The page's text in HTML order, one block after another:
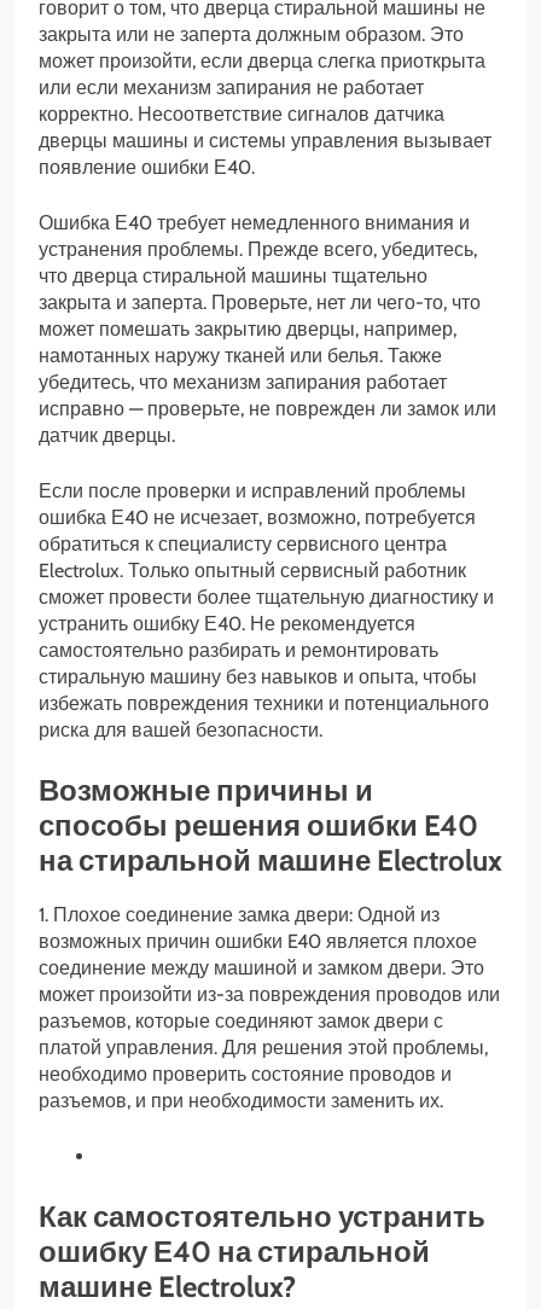
говорит о том, что дверца стиральной машины не
закрыта или не заперта должным образом. Это
может произойти, если дверца слегка приоткрыта
или если механизм запирания не работает
корректно. Несоответствие сигналов датчика
дверцы машины и системы управления вызывает
появление ошибки Е40.
Ошибка Е40 требует немедленного внимания и
устранения проблемы. Прежде всего, убедитесь,
что дверца стиральной машины тщательно
закрыта и заперта. Проверьте, нет ли чего-то, что
может помешать закрытию дверцы, например,
намотанных наружу тканей или белья. Также
убедитесь, что механизм запирания работает
исправно — проверьте, не поврежден ли замок или
датчик дверцы.
Если после проверки и исправлений проблемы
ошибка Е40 не исчезает, возможно, потребуется
обратиться к специалисту сервисного центра
Electrolux. Только опытный сервисный работник
сможет провести более тщательную диагностику и
устранить ошибку Е40. Не рекомендуется
самостоятельно разбирать и ремонтировать
стиральную машину без навыков и опыта, чтобы
избежать повреждения техники и потенциального
риска для вашей безопасности.
Возможные причины и
способы решения ошибки E40
на стиральной машине Electrolux
1. Плохое соединение замка двери: Одной из
возможных причин ошибки E40 является плохое
соединение между машиной и замком двери. Это
может произойти из-за повреждения проводов или
разъемов, которые соединяют замок двери с
платой управления. Для решения этой проблемы,
необходимо проверить состояние проводов и
разъемов, и при необходимости заменить их.
Как самостоятельно устранить
ошибку Е40 на стиральной
машине Electrolux?